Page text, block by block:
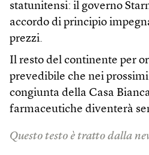
statunitensi: il governo
accordo di principio
prezzi.
Il resto del continente per
prevedibile che nei
congiunta della Casa
farmaceutiche diventerà
Questo testo è tratto dalla